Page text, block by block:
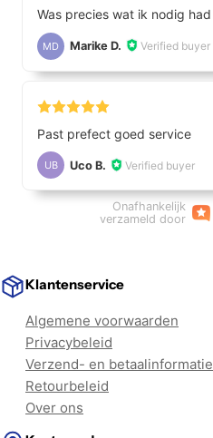
Was precies wat ik nodig had
MD Marike D. Verified buyer
Past prefect goed service
UB Uco B. Verified buyer
Onafhankelijk
verzameld door
Klantenservice
Algemene voorwaarden
Privacybeleid
Verzend- en betaalinformatie
Retourbeleid
Over ons